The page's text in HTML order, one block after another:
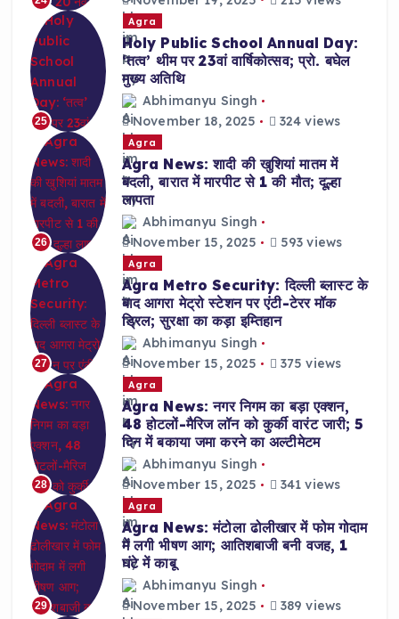
25
Agra
Holy Public School Annual Day:
‘तत्व’ थीम पर 23वां वार्षिकोत्सव; प्रो. बघेल
मुख्य अतिथि
Abhimanyu Singh
November 18, 2025
324 views
26
Agra
Agra News: शादी की खुशियां मातम में
बदली, बारात में मारपीट से 1 की मौत; दूल्हा
लापता
Abhimanyu Singh
November 15, 2025
593 views
27
Agra
Agra Metro Security: दिल्ली ब्लास्ट के
बाद आगरा मेट्रो स्टेशन पर एंटी-टेरर मॉक
ड्रिल; सुरक्षा का कड़ा इम्तिहान
Abhimanyu Singh
November 15, 2025
375 views
28
Agra
Agra News: नगर निगम का बड़ा एक्शन,
48 होटलों-मैरिज लॉन को कुर्की वारंट जारी; 5
दिन में बकाया जमा करने का अल्टीमेटम
Abhimanyu Singh
November 15, 2025
341 views
29
Agra
Agra News: मंटोला ढोलीखार में फोम गोदाम
में लगी भीषण आग; आतिशबाजी बनी वजह, 1
घंटे में काबू
Abhimanyu Singh
November 15, 2025
389 views